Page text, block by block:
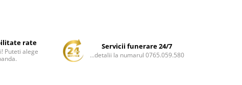
rate
Puteti alege
Servicii funerare 24/7
...detalii la numarul 0765.059.580